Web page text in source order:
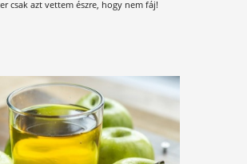
A KÖNNYED MOZGÁS TITKA
Olvasd el a cikkünkben!